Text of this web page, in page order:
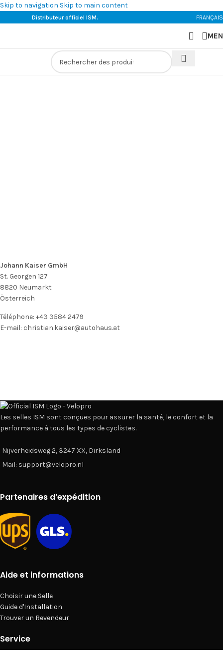
Skip to navigation Skip to main content
Distributeur officiel ISM. FRANÇAIS
Johann Kaiser GmbH
St. Georgen 127
8820 Neumarkt
Österreich
Téléphone: +43 3584 2479
E-mail: christian.kaiser@autohaus.at
Les selles ISM sont conçues pour assurer la santé, le confort et la
performance à tous les types de cyclistes.
Nijverheidsweg 2, 3247 XX, Dirksland
Mail: support@velopro.nl
Partenaires d’expédition
Aide et informations
Choisir une Selle
Guide d'Installation
Trouver un Revendeur
Service